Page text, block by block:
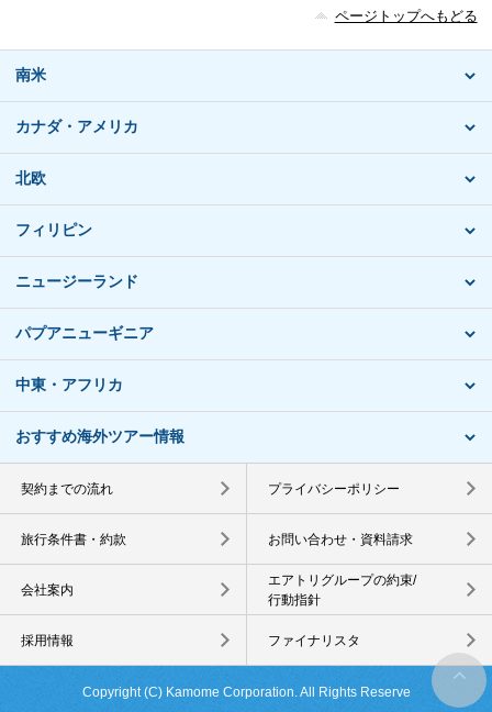
ページトップへもどる
南米
カナダ・アメリカ
北欧
フィリピン
ニュージーランド
パプアニューギニア
中東・アフリカ
おすすめ海外ツアー情報
契約までの流れ プライバシーポリシー
旅行条件書・約款 お問い合わせ・資料請求
会社案内
エアトリグループの約束/
行動指針
採用情報 ファイナリスタ
Copyright (C) Kamome Corporation. All Rights Reserve